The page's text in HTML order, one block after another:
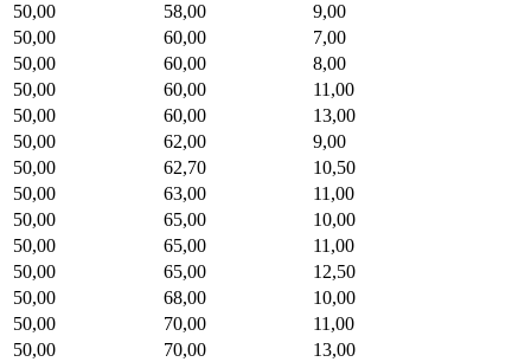
50,00
58,00
9,00
50,00
60,00
7,00
50,00
60,00
8,00
50,00
60,00
11,00
50,00
60,00
13,00
50,00
62,00
9,00
50,00
62,70
10,50
50,00
63,00
11,00
50,00
65,00
10,00
50,00
65,00
11,00
50,00
65,00
12,50
50,00
68,00
10,00
50,00
70,00
11,00
50,00
70,00
13,00